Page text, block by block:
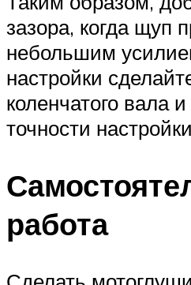
зазора, когда щуп
небольшим
настройки
коленчатого вала
точности
работа